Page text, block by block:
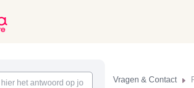
Vragen & Contact